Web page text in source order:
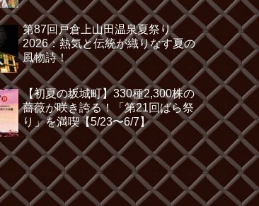
第87回戸倉上山田温泉夏祭り
2026：熱気と伝統が織りなす夏の
風物詩！
【初夏の坂城町】330種2,300株の
薔薇が咲き誇る！「第21回ばら祭
り」を満喫【5/23〜6/7】